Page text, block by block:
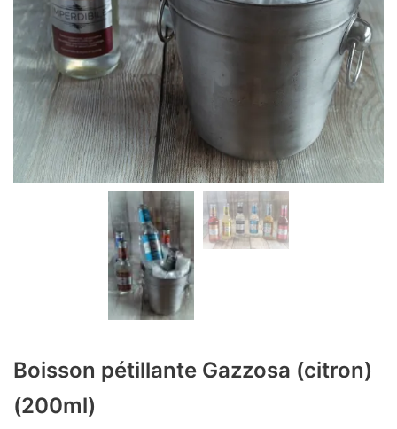
Boisson pétillante Gazzosa (citron)
(200ml)